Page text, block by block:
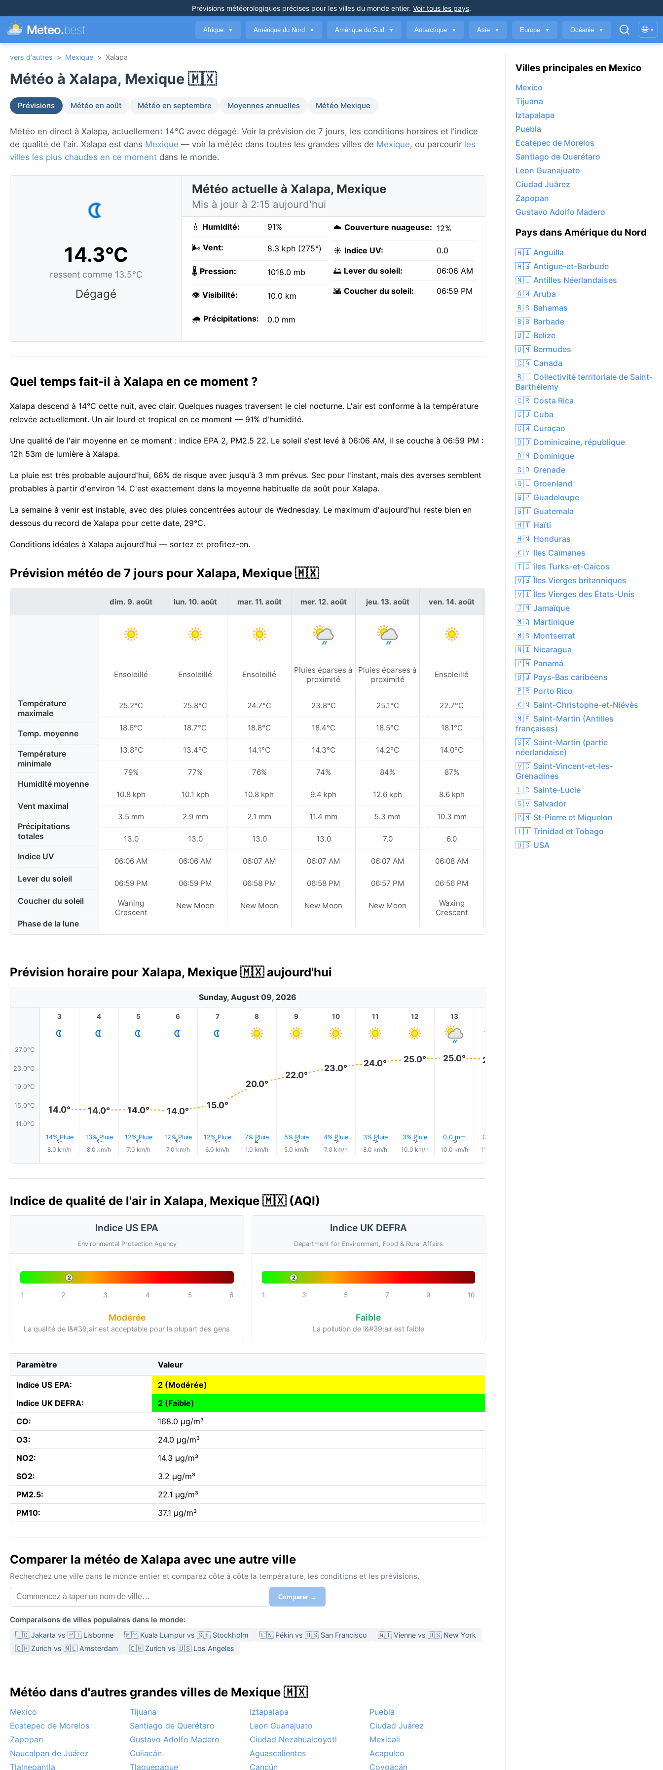
Prévisions météorologiques précises pour les villes du monde entier. Voir tous les pays.
Meteo.best Afrique ▼ Amérique du Nord ▼ Amérique du Sud ▼ Antarctique ▼ Asie ▼ Europe ▼ Océanie ▼ 🌐 ▾
vers d'autres > Mexique > Xalapa
Météo à Xalapa, Mexique 🇲🇽
Prévisions Météo en août Météo en septembre Moyennes annuelles Météo Mexique
Météo en direct à Xalapa, actuellement 14°C avec dégagé. Voir la prévision de 7 jours, les conditions horaires et l'indice
de qualité de l'air. Xalapa est dans Mexique — voir la météo dans toutes les grandes villes de Mexique, ou parcourir les
villes les plus chaudes en ce moment dans le monde.
14.3°C
ressent comme 13.5°C
Dégagé
Météo actuelle à Xalapa, Mexique
Mis à jour à 2:15 aujourd'hui
💧 Humidité: 91%
🌬️ Vent: 8.3 kph (275°)
🌡️ Pression: 1018.0 mb
👁️ Visibilité: 10.0 km
🌧️ Précipitations: 0.0 mm
☁️ Couverture nuageuse: 12%
☀️ Indice UV: 0.0
🌅 Lever du soleil: 06:06 AM
🌇 Coucher du soleil: 06:59 PM
Quel temps fait-il à Xalapa en ce moment ?
Xalapa descend à 14°C cette nuit, avec clair. Quelques nuages traversent le ciel nocturne. L'air est conforme à la température
relevée actuellement. Un air lourd et tropical en ce moment — 91% d'humidité.
Une qualité de l'air moyenne en ce moment : indice EPA 2, PM2.5 22. Le soleil s'est levé à 06:06 AM, il se couche à 06:59 PM :
12h 53m de lumière à Xalapa.
La pluie est très probable aujourd'hui, 66% de risque avec jusqu'à 3 mm prévus. Sec pour l'instant, mais des averses semblent
probables à partir d'environ 14. C'est exactement dans la moyenne habituelle de août pour Xalapa.
La semaine à venir est instable, avec des pluies concentrées autour de Wednesday. Le maximum d'aujourd'hui reste bien en
dessous du record de Xalapa pour cette date, 29°C.
Conditions idéales à Xalapa aujourd'hui — sortez et profitez-en.
Prévision météo de 7 jours pour Xalapa, Mexique 🇲🇽
Température
maximale
Temp. moyenne
Température
minimale
Humidité moyenne
Vent maximal
Précipitations
totales
Indice UV
Lever du soleil
Coucher du soleil
Phase de la lune
dim. 9. août
Ensoleillé
25.2°C
18.6°C
13.8°C
79%
10.8 kph
3.5 mm
13.0
06:06 AM
06:59 PM
Waning
Crescent
lun. 10. août
Ensoleillé
25.8°C
18.7°C
13.4°C
77%
10.1 kph
2.9 mm
13.0
06:06 AM
06:59 PM
New Moon
mar. 11. août
Ensoleillé
24.7°C
18.8°C
14.1°C
76%
10.8 kph
2.1 mm
13.0
06:07 AM
06:58 PM
New Moon
mer. 12. août
Pluies éparses à
proximité
23.8°C
18.4°C
14.3°C
74%
9.4 kph
11.4 mm
13.0
06:07 AM
06:58 PM
New Moon
jeu. 13. août
Pluies éparses à
proximité
25.1°C
18.5°C
14.2°C
84%
12.6 kph
5.3 mm
7.0
06:07 AM
06:57 PM
New Moon
ven. 14. août
Ensoleillé
22.7°C
18.1°C
14.0°C
87%
8.6 kph
10.3 mm
6.0
06:08 AM
06:56 PM
Waxing
Crescent
Averse légère
24.4°C
17.8°C
13.1°C
78%
10.1 kph
7.8 mm
Prévision horaire pour Xalapa, Mexique 🇲🇽 aujourd'hui
Sunday, August 09, 2026
27.0°C
23.0°C
19.0°C
15.0°C
11.0°C
3
14.0°
14% Pluie
↑
8.0 km/h
4
14.0°
13% Pluie
↑
8.0 km/h
5
14.0°
12% Pluie
↑
7.0 km/h
6
14.0°
12% Pluie
↑
7.0 km/h
7
15.0°
12% Pluie
↑
6.0 km/h
8
20.0°
7% Pluie
↑
1.0 km/h
9
22.0°
5% Pluie
↑
5.0 km/h
10
23.0°
4% Pluie
↑
7.0 km/h
11
24.0°
3% Pluie
↑
8.0 km/h
12
25.0°
3% Pluie
↑
10.0 km/h
13
25.0°
0.0 mm
↑
10.0 km/h
25.0°
0.2 mm
11.0 km/h
Indice de qualité de l'air in Xalapa, Mexique 🇲🇽 (AQI)
Indice US EPA
Environmental Protection Agency
2
1 2 3 4 5 6
Modérée
La qualité de l&#39;air est acceptable pour la plupart des gens
Indice UK DEFRA
Department for Environment, Food & Rural Affairs
2
1 3 5 7 9 10
Faible
La pollution de l&#39;air est faible
Paramètre Valeur
Indice US EPA:
2 (Modérée)
Indice UK DEFRA:
2 (Faible)
CO:
168.0 µg/m³
O3:
24.0 µg/m³
NO2:
14.3 µg/m³
SO2:
3.2 µg/m³
PM2.5:
22.1 µg/m³
PM10:
37.1 µg/m³
Comparer la météo de Xalapa avec une autre ville
Recherchez une ville dans le monde entier et comparez côte à côte la température, les conditions et les prévisions.
Comparer →
Comparaisons de villes populaires dans le monde:
🇮🇩 Jakarta vs 🇵🇹 Lisbonne 🇲🇾 Kuala Lumpur vs 🇸🇪 Stockholm 🇨🇳 Pékin vs 🇺🇸 San Francisco
🇦🇹 Vienne vs 🇺🇸 New York
🇨🇭 Zurich vs 🇳🇱 Amsterdam
🇨🇭 Zurich vs 🇺🇸 Los Angeles
Météo dans d'autres grandes villes de Mexique 🇲🇽
Mexico Tijuana Iztapalapa
Puebla
Ecatepec de Morelos
Santiago de Querétaro Leon Guanajuato
Ciudad Juárez
Zapopan
Gustavo Adolfo Madero Ciudad Nezahualcoyotl
Mexicali
Naucalpan de Juárez
Culiacán Aguascalientes
Acapulco
Tlalnepantla
Tlaquepaque Cancún Coyoacán
Villes principales en Mexico
Mexico
Tijuana
Iztapalapa
Puebla
Ecatepec de Morelos
Santiago de Querétaro
Leon Guanajuato
Ciudad Juárez
Zapopan
Gustavo Adolfo Madero
Pays dans Amérique du Nord
🇦🇮 Anguilla
🇦🇬 Antigue-et-Barbude
🇳🇱 Antilles Néerlandaises
🇦🇼 Aruba
🇧🇸 Bahamas
🇧🇧 Barbade
🇧🇿 Belize
🇧🇲 Bermudes
🇨🇦 Canada
🇧🇱 Collectivité territoriale de Saint-
Barthélemy
🇨🇷 Costa Rica
🇨🇺 Cuba
🇨🇼 Curaçao
🇩🇴 Dominicaine, république
🇩🇲 Dominique
🇬🇩 Grenade
🇬🇱 Groenland
🇬🇵 Guadeloupe
🇬🇹 Guatemala
🇭🇹 Haïti
🇭🇳 Honduras
🇰🇾 Iles Caïmanes
🇹🇨 îles Turks-et-Caïcos
🇻🇬 Îles Vierges britanniques
🇻🇮 Îles Vierges des États-Unis
🇯🇲 Jamaïque
🇲🇶 Martinique
🇲🇸 Montserrat
🇳🇮 Nicaragua
🇵🇦 Panamá
🇧🇶 Pays-Bas caribéens
🇵🇷 Porto Rico
🇰🇳 Saint-Christophe-et-Niévès
🇲🇫 Saint-Martin (Antilles
françaises)
🇸🇽 Saint-Martin (partie
néerlandaise)
🇻🇨 Saint-Vincent-et-les-
Grenadines
🇱🇨 Sainte-Lucie
🇸🇻 Salvador
🇵🇲 St-Pierre et Miquelon
🇹🇹 Trinidad et Tobago
🇺🇸 USA